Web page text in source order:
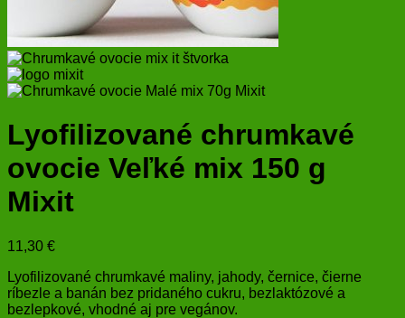
Lyofilizované chrumkavé
ovocie Veľké mix 150 g
Mixit
11,30 €
Lyofilizované chrumkavé maliny, jahody, černice, čierne
ríbezle a banán bez pridaného cukru, bezlaktózové a
bezlepkové, vhodné aj pre vegánov.